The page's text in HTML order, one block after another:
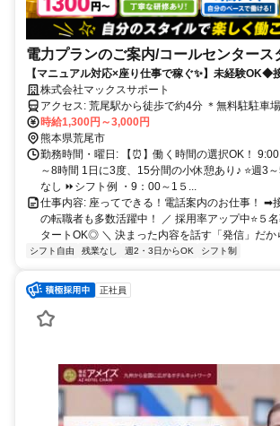
電力プランのご案内/コールセンタース
【マニュアル対応×座り仕事で稼ぐ✨】未経験OK◆
経験も活かせる❗日勤のみ◎月収35万円以上も可能｜
株式会社マックスサポート
アクセス: 荒尾駅から徒歩で約4分 ＊無料駐駐車場完備 ＊駅近5分以内
＊U・Iターン歓迎 ＊転勤なし
時給1,300円～3,000円
熊本県荒尾市
勤務時間・曜日: 【⏰】働く時間の選択OK！
～8時間 1日に3度、15分間の小休憩あり♪ ⭐️週3
なし ⏩シフト例 ・9：00～1５...
仕事内容: 座ってできる！電話案内のお仕事！ ➡
の転職者も多数活躍中！ ／ 採用率アップ中⭐️５
タートOK◎ ＼ 決まった内容を話す「発信」だか
シフト自由 残業なし 週2・3日からOK シフト制
正社員